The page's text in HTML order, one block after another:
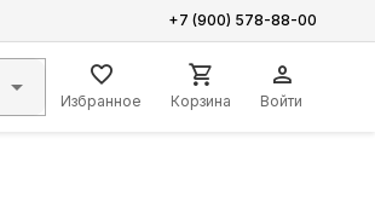
+7 (900) 578-88-00
Избранное Корзина Войти